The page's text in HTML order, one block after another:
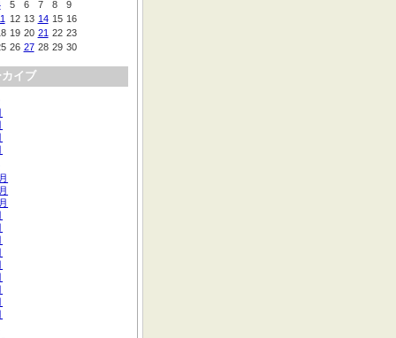
5 6 7 8
9
12 13 14 15 16
19 20 21 22 23
26 27 28 29 30
イブ